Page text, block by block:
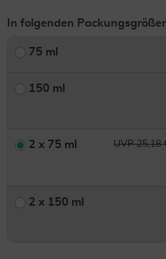
In folgenden
75 ml
150 ml
2 x 75 ml UVP 25,18
2 x 150 ml